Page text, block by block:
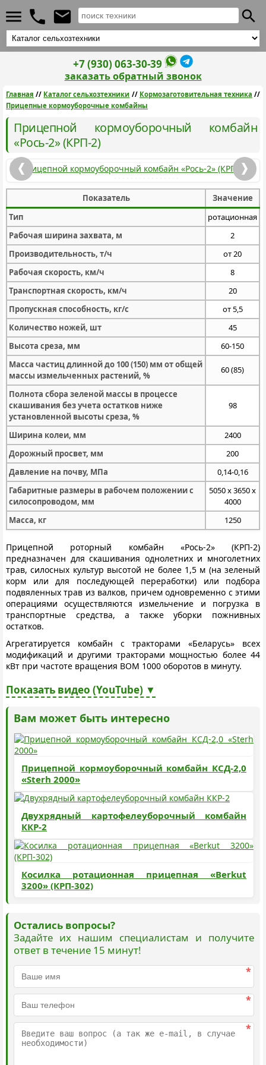
+7 (930) 063-30-39
заказать обратный звонок
Главная // Каталог сельхозтехники // Кормозаготовительная техника //
Прицепные кормоуборочные комбайны
Прицепной кормоуборочный комбайн
«Рось-2» (КРП-2)
Показатель
Значение
Тип
ротационная
Рабочая ширина захвата, м
2
Производительность, т/ч
от 20
Рабочая скорость, км/ч
8
Транспортная скорость, км/ч
20
Пропускная способность, кг/с
от 5,5
Количество ножей, шт
45
Высота среза, мм
60-150
Масса частиц длинной до 100 (150) мм от общей
массы измельченных растений, %
60 (85)
Полнота сбора зеленой массы в процессе
скашивания без учета остатков ниже
установленной высоты среза, %
98
Ширина колеи, мм
2400
Дорожный просвет, мм
200
Давление на почву, МПа
0,14-0,16
Габаритные размеры в рабочем положении с
силосопроводом, мм
5050 х 3650 х
4000
Масса, кг
1250
Прицепной роторный комбайн «Рось-2» (КРП-2)
предназначен для скашивания однолетних и многолетних
трав, силосных культур высотой не более 1,5 м (на зеленый
корм или для последующей переработки) или подбора
подвяленных трав из валков, причем одновременно с этими
операциями осуществляются измельчение и погрузка в
транспортные средства, а также уборки пожнивных
остатков.
Агрегатируется комбайн с тракторами «Беларусь» всех
модификаций и другими тракторами мощностью более 44
кВт при частоте вращения ВОМ 1000 оборотов в минуту.
Показать видео (YouTube) ▼
Вам может быть интересно
Прицепной кормоуборочный комбайн КСД-2,0
«Sterh 2000»
Двухрядный картофелеуборочный комбайн
ККР-2
Косилка ротационная прицепная «Berkut
3200» (КРП-302)
Остались вопросы?
Задайте их нашим специалистам и получите
ответ в течение 15 минут!
*
*
*